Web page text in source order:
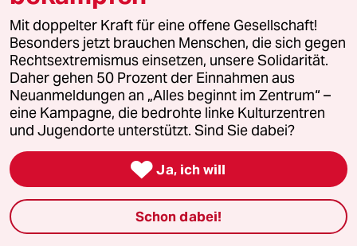
Fragen & Hilfe
Feedback
Aboservice
ePaper Login
Downloads für Abonnierende
Mit doppelter Kraft für eine offene Gesellschaft!
Besonders jetzt brauchen Menschen, die sich gegen
Rechtsextremismus einsetzen, unsere Solidarität.
Daher gehen 50 Prozent der Einnahmen aus
Neuanmeldungen an „Alles beginnt im Zentrum“ –
eine Kampagne, die bedrohte linke Kulturzentren
und Jugendorte unterstützt. Sind Sie dabei?
 Ja, ich will
Schon dabei!